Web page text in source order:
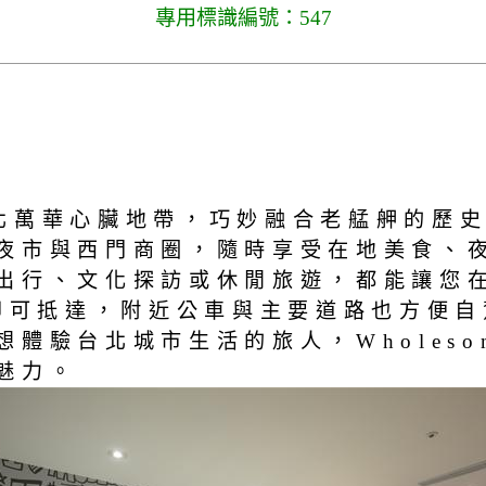
專用標識編號：547
心臟地帶，巧妙融合老艋舺的歷
市與西門商圈，隨時享受在地美食、
行、文化探訪或休閒旅遊，都能讓您
抵達，附近公車與主要道路也方便
體驗台北城市生活的旅人，
力。